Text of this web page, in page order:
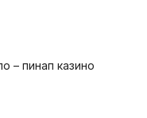
– пинап казино